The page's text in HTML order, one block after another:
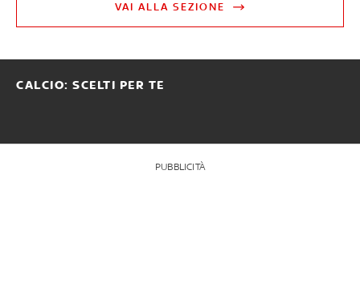
VAI ALLA SEZIONE
CALCIO: SCELTI PER TE
PUBBLICITÀ